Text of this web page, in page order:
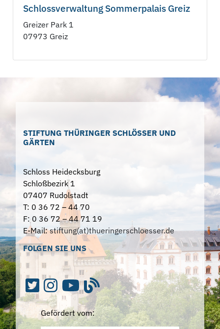
Schlossverwaltung Sommerpalais Greiz
Greizer Park 1
07973 Greiz
STIFTUNG THÜRINGER SCHLÖSSER UND
GÄRTEN
Schloss Heidecksburg
Schloßbezirk 1
07407 Rudolstadt
T: 0 36 72 – 44 70
F: 0 36 72 – 44 71 19
E-Mail:stiftung(at)thueringerschloesser.de
FOLGEN SIE UNS
Gefördert vom: